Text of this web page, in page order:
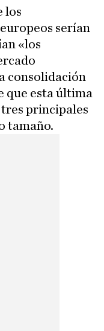
los
europeos serían
«los
consolidación
que esta última
principales
tamaño.